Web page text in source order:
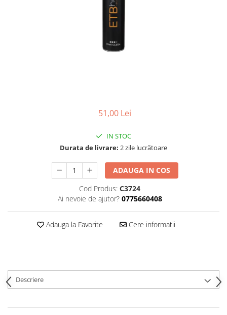
51,00 Lei
IN STOC
Durata de livrare: 2 zile lucrătoare
ADAUGA IN COS
Cod Produs: C3724
Ai nevoie de ajutor? 0775660408
Adauga la Favorite Cere informatii
Descriere